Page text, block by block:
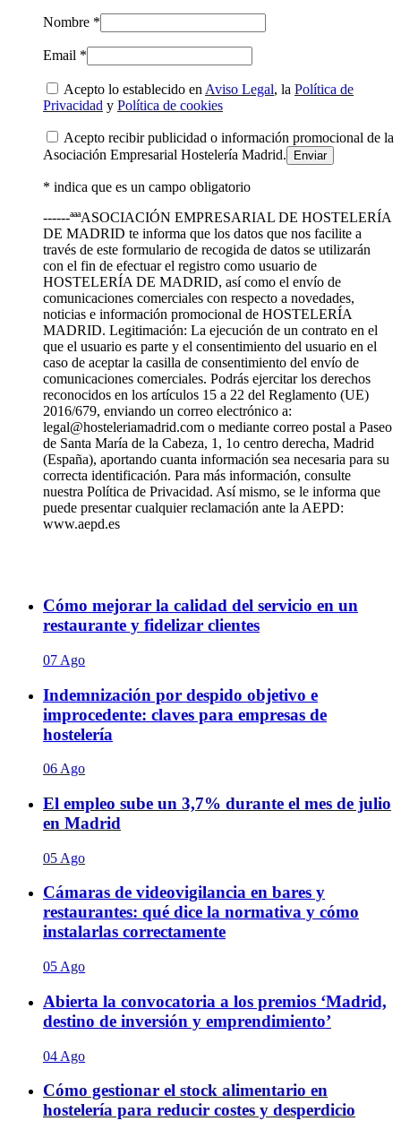
Nombre *
Email *
Acepto lo establecido enAviso Legal, la Política de
Privacidad y Política de cookies
Acepto recibir publicidad o información promocional de la
Asociación Empresarial Hostelería Madrid.
* indica que es un campo obligatorio
------ªªªASOCIACIÓN EMPRESARIAL DE HOSTELERÍA
DE MADRID te informa que los datos que nos facilite a
través de este formulario de recogida de datos se utilizarán
con el fin de efectuar el registro como usuario de
HOSTELERÍA DE MADRID, así como el envío de
comunicaciones comerciales con respecto a novedades,
noticias e información promocional de HOSTELERÍA
MADRID. Legitimación: La ejecución de un contrato en el
que el usuario es parte y el consentimiento del usuario en el
caso de aceptar la casilla de consentimiento del envío de
comunicaciones comerciales. Podrás ejercitar los derechos
reconocidos en los artículos 15 a 22 del Reglamento (UE)
2016/679, enviando un correo electrónico a:
legal@hosteleriamadrid.com o mediante correo postal a Paseo
de Santa María de la Cabeza, 1, 1o centro derecha, Madrid
(España), aportando cuanta información sea necesaria para su
correcta identificación. Para más información, consulte
nuestra Política de Privacidad. Así mismo, se le informa que
puede presentar cualquier reclamación ante la AEPD:
www.aepd.es
Cómo mejorar la calidad del servicio en un
restaurante y fidelizar clientes
07 Ago
Indemnización por despido objetivo e
improcedente: claves para empresas de
hostelería
06 Ago
El empleo sube un 3,7% durante el mes de julio
en Madrid
05 Ago
Cámaras de videovigilancia en bares y
restaurantes: qué dice la normativa y cómo
instalarlas correctamente
05 Ago
Abierta la convocatoria a los premios ‘Madrid,
destino de inversión y emprendimiento’
04 Ago
Cómo gestionar el stock alimentario en
hostelería para reducir costes y desperdicio